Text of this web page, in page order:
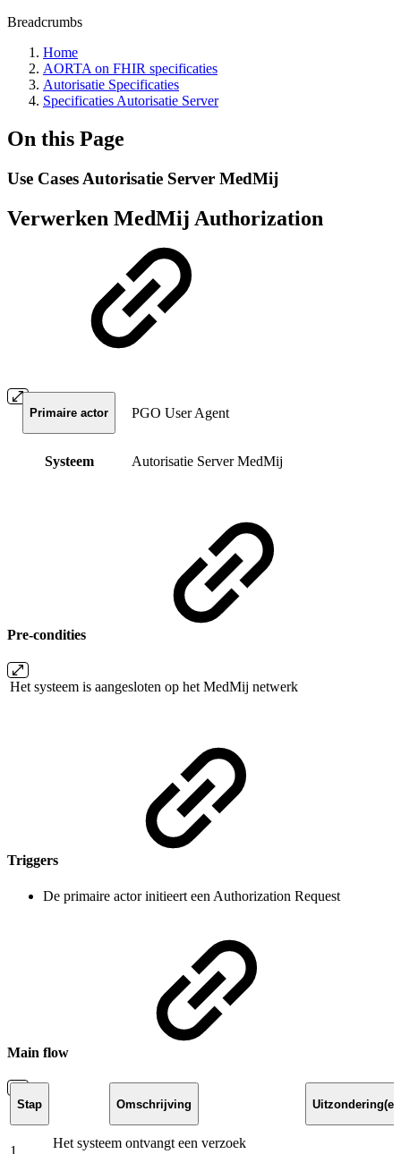
Breadcrumbs
Home
AORTA on FHIR specificaties
Autorisatie Specificaties
Specificaties Autorisatie Server
On this Page
Use Cases Autorisatie Server MedMij
Verwerken MedMij Authorization
Primaire actor PGO User Agent
Systeem Autorisatie Server MedMij
Pre-condities
Het systeem is aangesloten op het MedMij netwerk
Triggers
De primaire actor initieert een Authorization Request
Main flow
Stap Omschrijving
Het systeem ontvangt een verzoek